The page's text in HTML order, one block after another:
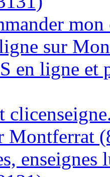
sur
en ligne et
Montferrat
enseignes